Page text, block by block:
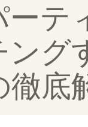
ーテ
ング
徹底